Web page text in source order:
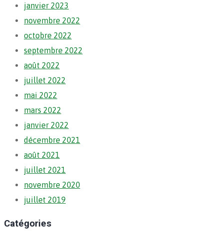
janvier 2023
novembre 2022
octobre 2022
septembre 2022
août 2022
juillet 2022
mai 2022
mars 2022
janvier 2022
décembre 2021
août 2021
juillet 2021
novembre 2020
juillet 2019
Catégories